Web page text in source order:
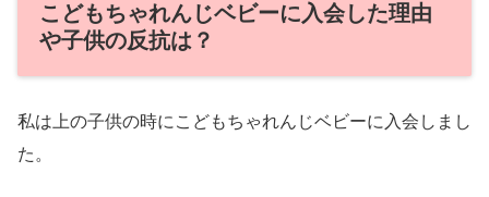
こどもちゃれんじベビーに入会した理由
や子供の反抗は？
私は上の子供の時にこどもちゃれんじベビーに入会しまし
た。